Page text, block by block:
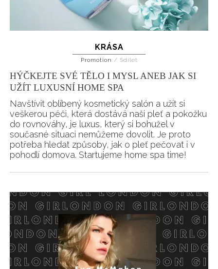
KRÁSA
Promotion / Sdílet
HÝČKEJTE SVÉ TĚLO I MYSL ANEB JAK SI
UŽÍT LUXUSNÍ HOME SPA
Navštívit oblíbený kosmetický salón a užít si
veškerou péči, která dostává naši pleť a pokožku
do rovnováhy, je luxus, který si bohužel v
současné situaci nemůžeme dovolit. Je proto
potřeba hledat způsoby, jak o pleť pečovat i v
pohodlí domova. Startujeme home spa time!